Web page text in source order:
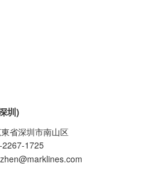
圳)
省深圳市南山区
2267-1725